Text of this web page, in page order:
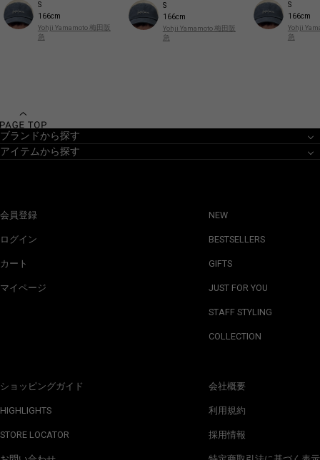
S
166cm
Yohji Yamamoto 梅田阪
急
S
166cm
Yohji Yamamoto 梅田阪
急
S
166cm
Yohji
急
ブランドから探す
アイテムから探す
会員登録
ログイン
カート
マイページ
ショッピングガイド
HIGHLIGHTS
STORE LOCATOR
NEW
BESTSELLERS
GIFTS
JUST FOR YOU
STAFF STYLING
COLLECTION
会社概要
利用規約
採用情報